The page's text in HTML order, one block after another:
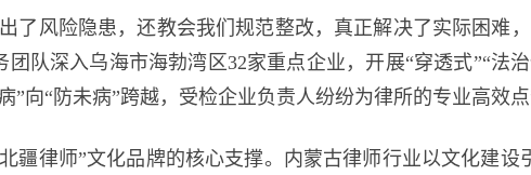
风险隐患，还教会我们规范整改，真正解决了实际困难
队深入乌海市海勃湾区32家重点企业，开展“穿透式”“法
”向“防未病”跨越，受检企业负责人纷纷为律所的专业高效点
律师”文化品牌的核心支撑。内蒙古律师行业以文化建设